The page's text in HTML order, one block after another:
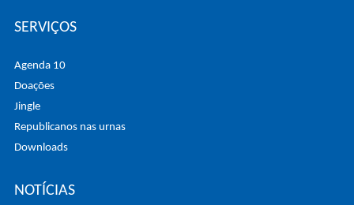
SERVIÇOS
Agenda 10
Doações
Jingle
Republicanos nas urnas
Downloads
NOTÍCIAS